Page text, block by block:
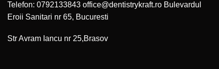
Telefon: 0792133843 office@dentistrykraft.ro Bulevardul
Eroii Sanitari nr 65, Bucuresti
Str Avram Iancu nr 25,Brasov